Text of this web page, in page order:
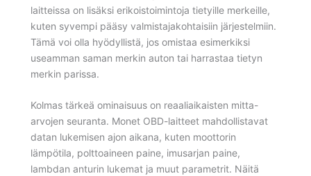
laitteissa on lisäksi erikoistoimintoja tietyille merkeille,
kuten syvempi pääsy valmistajakohtaisiin järjestelmiin.
Tämä voi olla hyödyllistä, jos omistaa esimerkiksi
useamman saman merkin auton tai harrastaa tietyn
merkin parissa.
Kolmas tärkeä ominaisuus on reaaliaikaisten mitta-
arvojen seuranta. Monet OBD-laitteet mahdollistavat
datan lukemisen ajon aikana, kuten moottorin
lämpötila, polttoaineen paine, imusarjan paine,
lambdan anturin lukemat ja muut parametrit. Näitä